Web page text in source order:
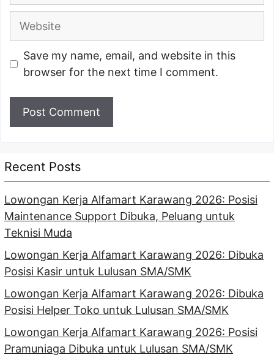
Website
Save my name, email, and website in this
browser for the next time I comment.
Recent Posts
Lowongan Kerja Alfamart Karawang 2026: Posisi
Maintenance Support Dibuka, Peluang untuk
Teknisi Muda
Lowongan Kerja Alfamart Karawang 2026: Dibuka
Posisi Kasir untuk Lulusan SMA/SMK
Lowongan Kerja Alfamart Karawang 2026: Dibuka
Posisi Helper Toko untuk Lulusan SMA/SMK
Lowongan Kerja Alfamart Karawang 2026: Posisi
Pramuniaga Dibuka untuk Lulusan SMA/SMK